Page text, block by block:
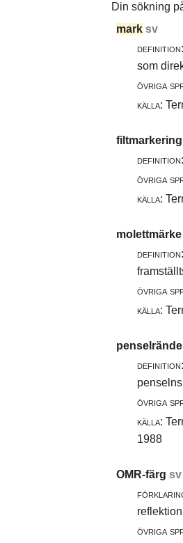
Din sökning
mark sv
definition:
som
övriga
källa:
filtmarkering
definition:
övriga
källa:
molettmärke
definition:
övriga
källa:
definition:
övriga
källa:
1988
OMR-färg sv
övriga